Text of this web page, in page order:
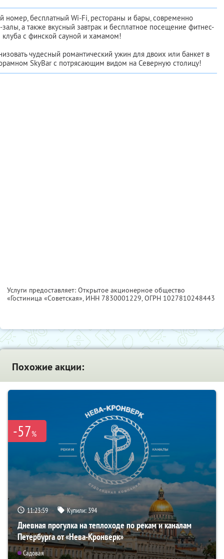
номер, бесплатный Wi-Fi, рестораны и бары, современно
а также вкусный завтрак и бесплатное посещение фитнес-
клуба с финской сауной и хамамом!
чудесный романтический ужин для двоих или банкет в
SkyBаr с потрясающим видом на Северную столицу!
Услуги предоставляет: Открытое акционерное общество
«Гостиница «Советская», ИНН 7830001229, ОГРН 1027810248443
Похожие акции:
-57%
11:23:57 Купили: 394
Дневная прогулка на теплоходе по рекам и каналам
Петербурга от «Нева-Кронверк»
Садовая